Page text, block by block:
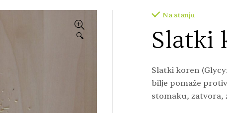
🔍
Na stanju
Slatki
Slatki koren
bilje pomaže
stomaku, zatvora,